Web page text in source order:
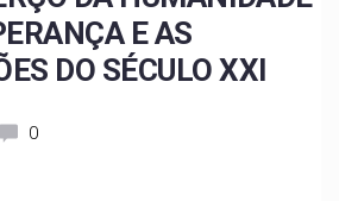
E AS
DO SÉCULO XXI
0